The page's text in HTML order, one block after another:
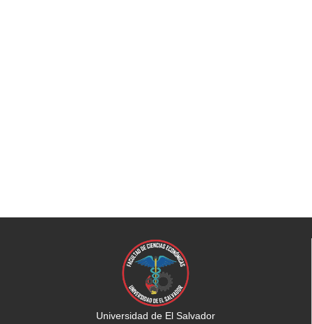
Universidad de El Salvador